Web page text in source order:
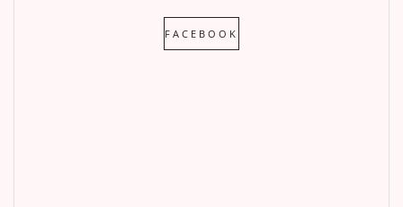
FACEBOOK